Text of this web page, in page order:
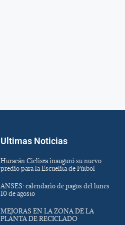
Ultimas Noticias
Huracán Ciclista inauguró su nuevo
predio para la Escuelita de Fútbol
ANSES: calendario de pagos del lunes
10 de agosto
MEJORAS EN LA ZONA DE LA
PLANTA DE RECICLADO